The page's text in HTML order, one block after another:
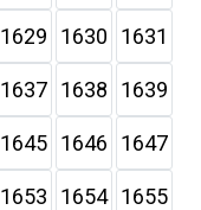
1629 1630 1631
1637 1638 1639
1645 1646 1647
1653 1654 1655